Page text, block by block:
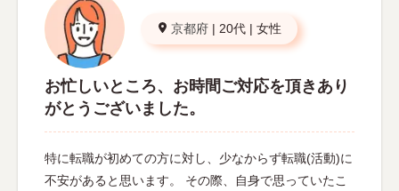
京都府 | 20代 | 女性
お忙しいところ、お時間ご対応を頂きあり
がとうございました。
特に転職が初めての方に対し、少なからず転職(活動)に
不安があると思います。 その際、自身で思っていたこ